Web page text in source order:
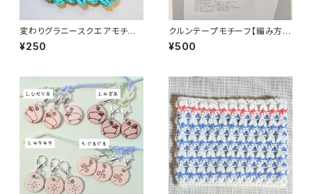
変わりグラニースクエアモチー
フの編み図PDF
¥250
クルンテープモチーフ【編み方・
編み図 印刷してお届け】
¥500